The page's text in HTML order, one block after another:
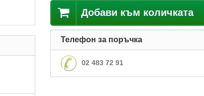
Добави към количката
Телефон за поръчка
02 483 72 91